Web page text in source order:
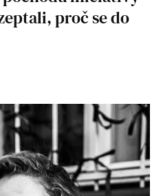
proč se do